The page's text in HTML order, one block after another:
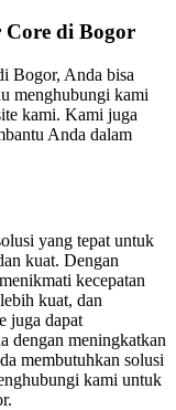
Core di Bogor
Bogor, Anda bisa
menghubungi kami
kami. Kami juga
Anda dalam
yang tepat untuk
kuat. Dengan
kecepatan
kuat, dan
juga dapat
dengan meningkatkan
membutuhkan solusi
kami untuk